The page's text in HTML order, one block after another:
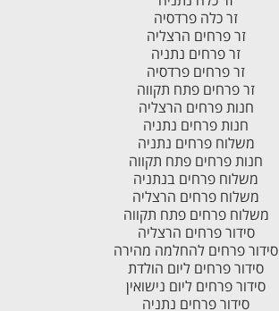
זר כלה פרדסיה
זר פרחים הרצליה
זר פרחים נתניה
זר פרחים פרדסיה
זר פרחים פתח תקווה
חנות פרחים הרצליה
חנות פרחים נתניה
משלוח פרחים נתניה
חנות פרחים פתח תקווה
משלוח פרחים בנתניה
משלוח פרחים הרצליה
משלוח פרחים פתח תקווה
סידור פרחים הרצליה
סידור פרחים להחלמה מהירה
סידור פרחים ליום הולדת
סידור פרחים ליום נישואין
סידור פרחים נתניה